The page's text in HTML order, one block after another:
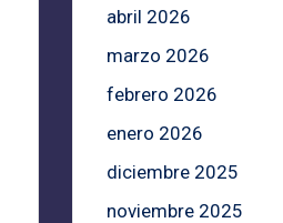
abril 2026
marzo 2026
febrero 2026
enero 2026
diciembre 2025
noviembre 2025